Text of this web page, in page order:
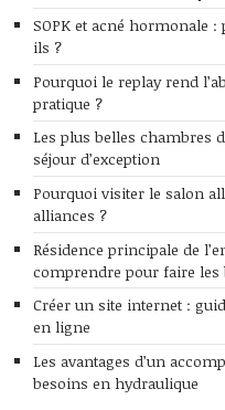
SOPK et acné hormonale
ils ?
Pourquoi le replay rend
pratique ?
Les plus belles chambres
séjour d’exception
Pourquoi visiter le salon
alliances ?
Résidence principale de
comprendre pour faire les
Créer un site internet :
en ligne
Les avantages d’un
besoins en hydraulique